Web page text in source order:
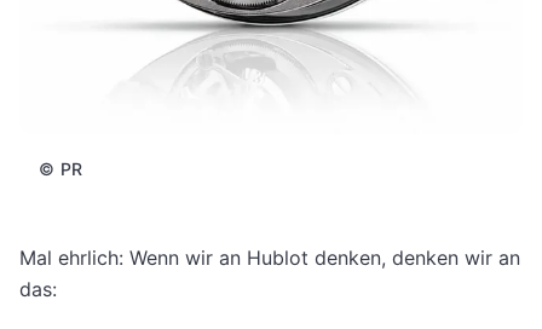
© PR
Mal ehrlich: Wenn wir an Hublot denken, denken wir an
das: